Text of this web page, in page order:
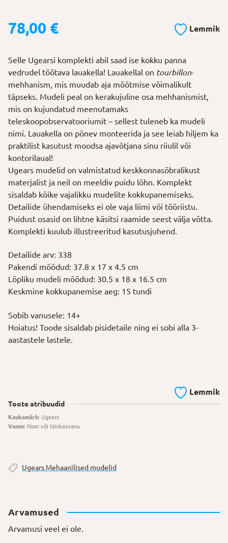
78,00 € Lemmik
Selle Ugearsi komplekti abil saad ise kokku panna
vedrudel töötava lauakella! Lauakellal on tourbillon-
mehhanism, mis muudab aja mõõtmise võimalikult
täpseks. Mudeli peal on kerakujuline osa mehhanismist,
mis on kujundatud meenutamaks
teleskoopobservatooriumit – sellest tuleneb ka mudeli
nimi. Lauakella on põnev monteerida ja see leiab hiljem ka
praktilist kasutust moodsa ajavõtjana sinu riiulil või
kontorilaual!
Ugears mudelid on valmistatud keskkonnasõbralikust
materjalist ja neil on meeldiv puidu lõhn. Komplekt
sisaldab kõike vajalikku mudelite kokkupanemiseks.
Detailide ühendamiseks ei ole vaja liimi või tööriistu.
Puidust osasid on lihtne käsitsi raamide seest välja võtta.
Komplekti kuulub illustreeritud kasutusjuhend.
Detailide arv: 338
Pakendi mõõdud: 37.8 x 17 x 4.5 cm
Lõpliku mudeli mõõdud: 30.5 x 18 x 16.5 cm
Keskmine kokkupanemise aeg: 15 tundi
Sobib vanusele: 14+
Hoiatus! Toode sisaldab pisidetaile ning ei sobi alla 3-
aastastele lastele.
Lemmik
Toote atribuudid
Kaubamärk: Ugears
Vanus: Noor või täiskasvanu
Ugears Mehaanilised mudelid
Arvamused
Arvamusi veel ei ole.